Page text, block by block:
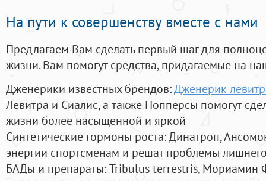
На пути к совершенству вместе с нами
Предлагаем Вам сделать первый шаг для
жизни. Вам помогут средства, придагаемые на
Дженерики известных брендов:Дженерик
Левитра и Сиалис, а также Попперсы помогут
жизни более насыщенной и яркой
Синтетические гормоны роста: Динатроп,
энергии спортсменам и решат проблемы
БАДы и препараты:Tribulus terrestris, Мориамин